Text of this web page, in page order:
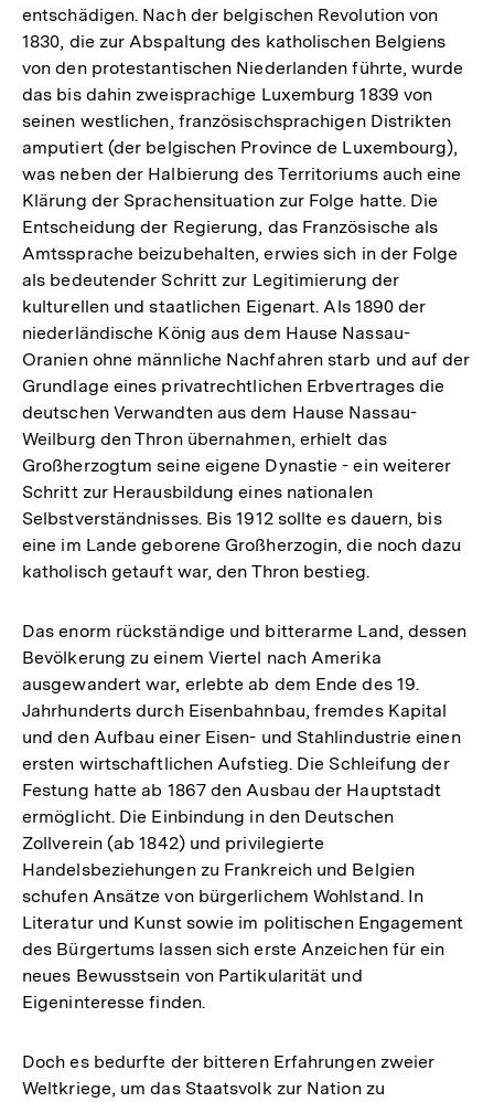
entschädigen. Nach der belgischen Revolution von
1830, die zur Abspaltung des katholischen Belgiens
von den protestantischen Niederlanden führte, wurde
das bis dahin zweisprachige Luxemburg 1839 von
seinen westlichen, französischsprachigen Distrikten
amputiert (der belgischen Province de Luxembourg),
was neben der Halbierung des Territoriums auch eine
Klärung der Sprachensituation zur Folge hatte. Die
Entscheidung der Regierung, das Französische als
Amtssprache beizubehalten, erwies sich in der Folge
als bedeutender Schritt zur Legitimierung der
kulturellen und staatlichen Eigenart. Als 1890 der
niederländische König aus dem Hause Nassau-
Oranien ohne männliche Nachfahren starb und auf der
Grundlage eines privatrechtlichen Erbvertrages die
deutschen Verwandten aus dem Hause Nassau-
Weilburg den Thron übernahmen, erhielt das
Großherzogtum seine eigene Dynastie - ein weiterer
Schritt zur Herausbildung eines nationalen
Selbstverständnisses. Bis 1912 sollte es dauern, bis
eine im Lande geborene Großherzogin, die noch dazu
katholisch getauft war, den Thron bestieg.
Das enorm rückständige und bitterarme Land, dessen
Bevölkerung zu einem Viertel nach Amerika
ausgewandert war, erlebte ab dem Ende des 19.
Jahrhunderts durch Eisenbahnbau, fremdes Kapital
und den Aufbau einer Eisen- und Stahlindustrie einen
ersten wirtschaftlichen Aufstieg. Die Schleifung der
Festung hatte ab 1867 den Ausbau der Hauptstadt
ermöglicht. Die Einbindung in den Deutschen
Zollverein (ab 1842) und privilegierte
Handelsbeziehungen zu Frankreich und Belgien
schufen Ansätze von bürgerlichem Wohlstand. In
Literatur und Kunst sowie im politischen Engagement
des Bürgertums lassen sich erste Anzeichen für ein
neues Bewusstsein von Partikularität und
Eigeninteresse finden.
Doch es bedurfte der bitteren Erfahrungen zweier
Weltkriege, um das Staatsvolk zur Nation zu